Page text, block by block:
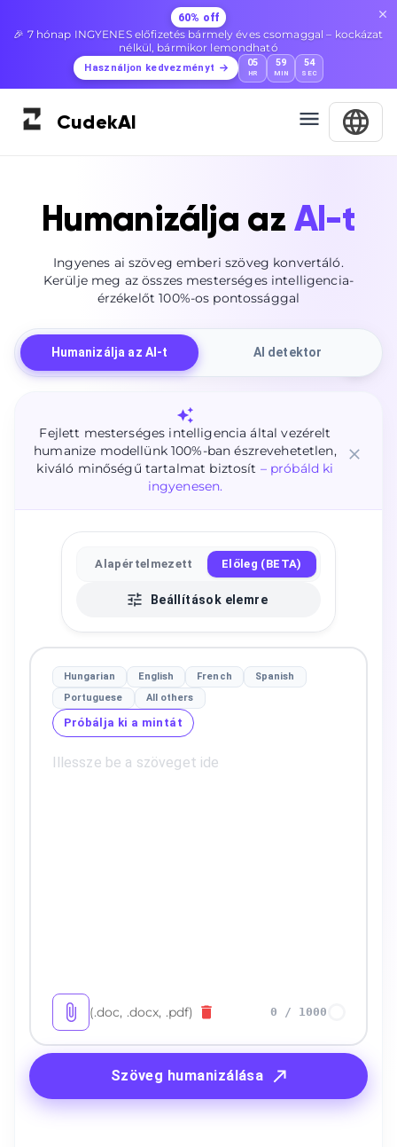
60% off
🎉 7 hónap INGYENES előfizetés bármely éves csomaggal – kockázat
nélkül, bármikor lemondható
Használjon kedvezményt 05
HR
59
MIN
52
SEC
CudekAI
Humanizálja az AI-t
Ingyenes ai szöveg emberi szöveg konvertáló.
Kerülje meg az összes mesterséges intelligencia-
érzékelőt 100%-os pontossággal
Humanizálja az AI-t AI detektor
Fejlett mesterséges intelligencia által vezérelt
humanize modellünk 100%-ban észrevehetetlen,
kiváló minőségű tartalmat biztosít – próbáld ki
ingyenesen.
Alapértelmezett Előleg (BETA)
Beállítások elemre
Hungarian English French
Spanish
Portuguese
All others
Próbálja ki a mintát
(.doc, .docx, .pdf) 0 / 1000
Szöveg humanizálása